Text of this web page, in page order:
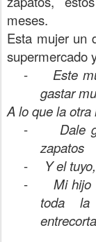
meses.
Esta mujer un
supermercado
-
Este
gastar
A lo que la
-
Dale
zapatos
-
Y el
-
Mi hijo
toda